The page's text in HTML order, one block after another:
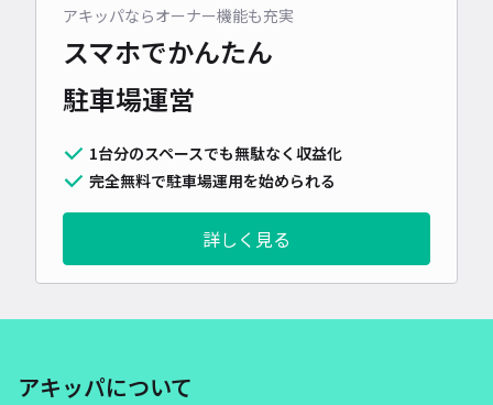
アキッパならオーナー機能も充実
スマホでかんたん
駐車場運営
1台分のスペースでも無駄なく収益化
完全無料で駐車場運用を始められる
詳しく見る
アキッパについて